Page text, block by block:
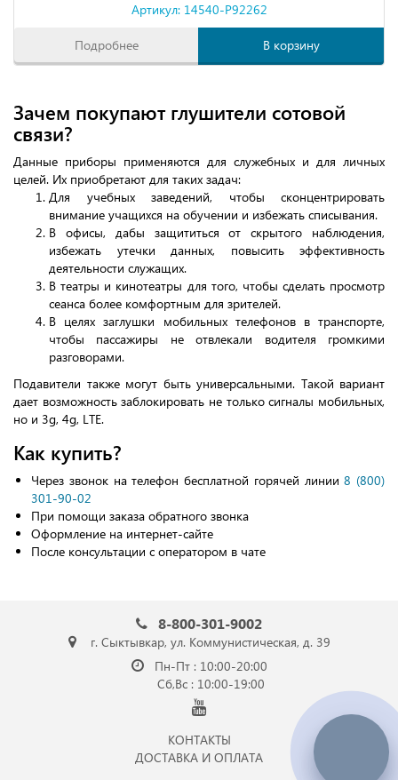
Артикул: 14540-P92262
Подробнее В корзину
Зачем покупают глушители сотовой
связи?
Данные приборы применяются для служебных и для личных
целей. Их приобретают для таких задач:
Для учебных заведений, чтобы сконцентрировать
внимание учащихся на обучении и избежать списывания.
В офисы, дабы защититься от скрытого наблюдения,
избежать утечки данных, повысить эффективность
деятельности служащих.
В театры и кинотеатры для того, чтобы сделать просмотр
сеанса более комфортным для зрителей.
В целях заглушки мобильных телефонов в транспорте,
чтобы пассажиры не отвлекали водителя громкими
разговорами.
Подавители также могут быть универсальными. Такой вариант
дает возможность заблокировать не только сигналы мобильных,
но и 3g, 4g, LTE.
Как купить?
Через звонок на телефон бесплатной горячей линии8 (800)
301-90-02
При помощи заказа обратного звонка
Оформление на интернет-сайте
После консультации с оператором в чате
8-800-301-9002
г. Сыктывкар, ул. Коммунистическая, д. 39
Пн-Пт : 10:00-20:00
Сб,Вс : 10:00-19:00
КОНТАКТЫ
ДОСТАВКА И ОПЛАТА